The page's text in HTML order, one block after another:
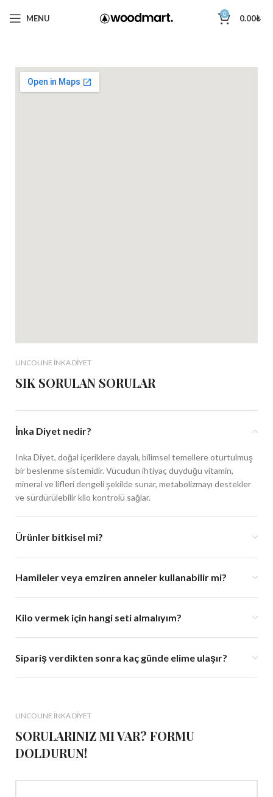
MENU 0 0.00₺
LINCOLINE İNKA DİYET
SIK SORULAN SORULAR
İnka Diyet nedir?
Inka Diyet, doğal içeriklere dayalı, bilimsel temellere oturtulmuş
bir beslenme sistemidir. Vücudun ihtiyaç duyduğu vitamin,
mineral ve lifleri dengeli şekilde sunar, metabolizmayı destekler
ve sürdürülebilir kilo kontrolü sağlar.
Ürünler bitkisel mi?
Hamileler veya emziren anneler kullanabilir mi?
Kilo vermek için hangi seti almalıyım?
Sipariş verdikten sonra kaç günde elime ulaşır?
LINCOLINE İNKA DİYET
SORULARINIZ MI VAR? FORMU
DOLDURUN!